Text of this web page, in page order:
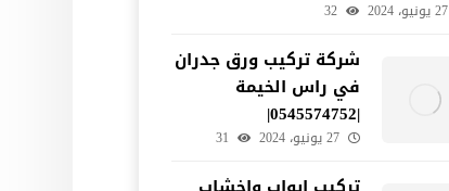
27 يونيو، 2024 32
شركة تركيب ورق جدران
في راس الخيمة
|0545574752|
27 يونيو، 2024 31